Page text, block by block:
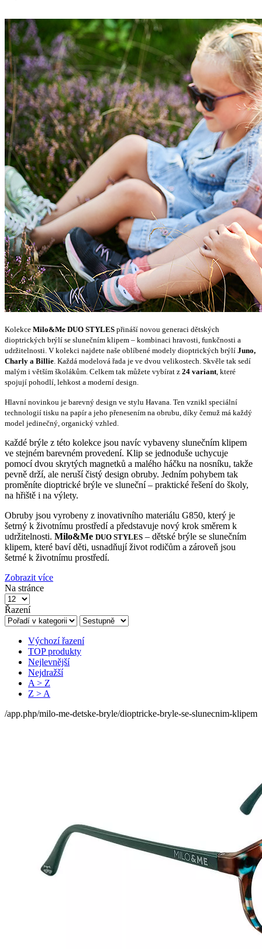
Kolekce Milo&Me DUO STYLES přináší novou generaci dětských
dioptrických brýlí se slunečním klipem – kombinaci hravosti, funkčnosti a
udržitelnosti. V kolekci najdete naše oblíbené modely dioptrických brýlí Juno,
Charly a Billie . Každá modelová řada je ve dvou velikostech. Skvěle tak sedí
malým i větším školákům. Celkem tak můžete vybírat z 24 variant , které
spojují pohodlí, lehkost a moderní design.
Hlavní novinkou je barevný design ve stylu Havana. Ten vznikl speciální
technologií tisku na papír a jeho přenesením na obrubu, díky čemuž má každý
model jedinečný, organický vzhled.
Každé brýle z této kolekce jsou navíc vybaveny slunečním klipem
ve stejném barevném provedení. Klip se jednoduše uchycuje
pomocí dvou skrytých magnetků a malého háčku na nosníku, takže
pevně drží, ale neruší čistý design obruby. Jedním pohybem tak
proměníte dioptrické brýle ve sluneční – praktické řešení do školy,
na hřiště i na výlety.
Obruby jsou vyrobeny z inovativního materiálu G850, který je
šetrný k životnímu prostředí a představuje nový krok směrem k
udržitelnosti. Milo&Me DUO STYLES – dětské brýle se slunečním
klipem, které baví děti, usnadňují život rodičům a zároveň jsou
šetrné k životnímu prostředí.
Zobrazit více
Na stránce
Řazení
Výchozí řazení
TOP produkty
Nejlevnější
Nejdražší
A > Z
Z > A
/app.php/milo-me-detske-bryle/dioptricke-bryle-se-slunecnim-klipem